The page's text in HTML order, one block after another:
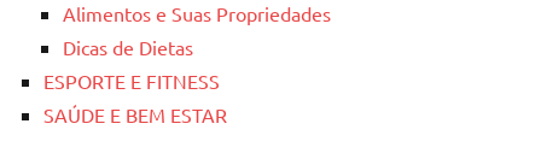
Alimentos e Suas Propriedades
Dicas de Dietas
ESPORTE E FITNESS
SAÚDE E BEM ESTAR